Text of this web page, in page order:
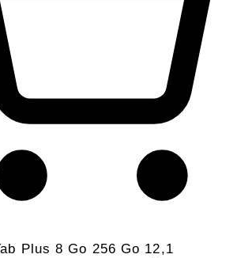
Plus 8 Go 256 Go 12,1